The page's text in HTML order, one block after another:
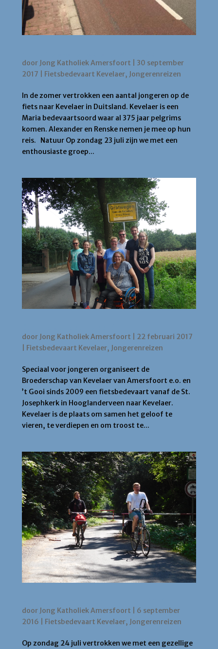
door Jong Katholiek Amersfoort
30 september
2017
Fietsbedevaart Kevelaer, Jongerenreizen
In de zomer vertrokken een aantal jongeren op de
fiets naar Kevelaer in Duitsland. Kevelaer is een
Maria bedevaartsoord waar al 375 jaar pelgrims
komen. Alexander en Renske nemen je mee op hun
reis. Natuur Op zondag 23 juli zijn we met een
enthousiaste groep...
door Jong Katholiek Amersfoort
22 februari 2017
Fietsbedevaart Kevelaer, Jongerenreizen
Speciaal voor jongeren organiseert de
Broederschap van Kevelaer van Amersfoort e.o. en
’t Gooi sinds 2009 een fietsbedevaart vanaf de St.
Josephkerk in Hooglanderveen naar Kevelaer.
Kevelaer is de plaats om samen het geloof te
vieren, te verdiepen en om troost te...
door Jong Katholiek Amersfoort
6 september
2016
Fietsbedevaart Kevelaer, Jongerenreizen
Op zondag 24 juli vertrokken we met een gezellige